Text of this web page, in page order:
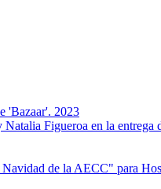
'Bazaar'. 2023
Figueroa en la entrega
de la AECC" para